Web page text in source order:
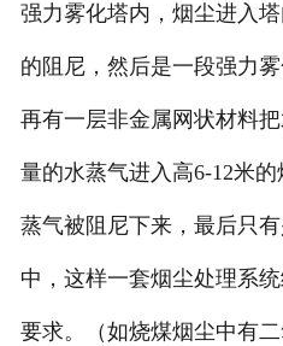
强力雾化塔内，烟尘进入
的阻尼，然后是一段强力
再有一层非金属网状材料
量的水蒸气进入高6-12米
蒸气被阻尼下来，最后只
中，这样一套烟尘处理系
要求。（如烧煤烟尘中有